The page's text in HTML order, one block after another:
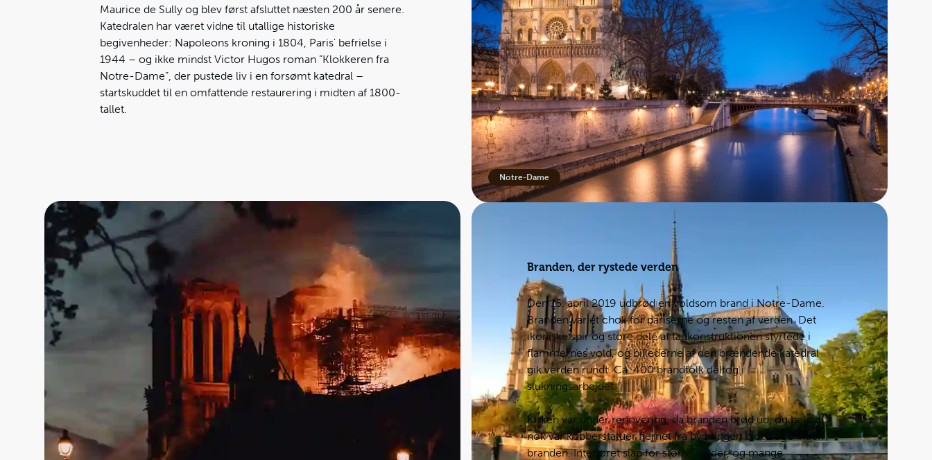
Maurice de Sully og blev først afsluttet næsten 200 år senere.
Katedralen har været vidne til utallige historiske
begivenheder: Napoleons kroning i 1804, Paris' befrielse i
1944 – og ikke mindst Victor Hugos roman ”Klokkeren fra
Notre-Dame”, der pustede liv i en forsømt katedral –
startskuddet til en omfattende restaurering i midten af 1800-
tallet.
Notre-Dame
Branden, der rystede verden
Den 15. april 2019 udbrød en voldsom brand i Notre-Dame.
Branden var et chok for pariserne og resten af verden. Det
ikoniske spir og store dele af tagkonstruktionen styrtede i
flammernes vold, og billederne af den brændende katedral
gik verden rundt. Ca. 400 brandfolk deltog i
slukningsarbejdet.
Kirken var under renovering, da branden brød ud, og heldigt
nok var kobberstatuer fjernet fra bygningen blot 1 uge inden
branden. Interiøret slap for større skader, og mange